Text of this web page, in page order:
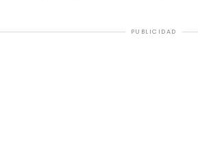
PUBLICIDAD